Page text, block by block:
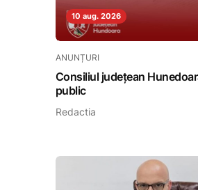
10 aug. 2026
ANUNȚURI
Consiliul județean
public
Redactia